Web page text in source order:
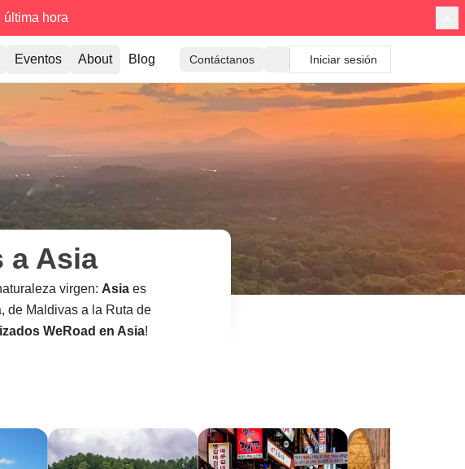
hora
Eventos About Blog Contáctanos Iniciar sesión
a Asia
virgen: Asia es
de Maldivas a la Ruta de
WeRoad en Asia!